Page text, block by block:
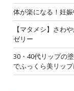
体が楽になる！妊
【マタメシ】さわ
ゼリー
30・40代リップの
でふっくら美リップ